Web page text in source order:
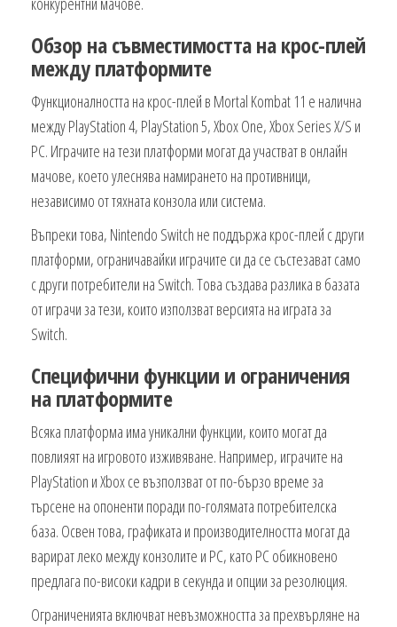
Обзор на съвместимостта на крос-плей
между платформите
Функционалността на крос-плей в Mortal Kombat 11 е налична
между PlayStation 4, PlayStation 5, Xbox One, Xbox Series X/S и
PC. Играчите на тези платформи могат да участват в онлайн
мачове, което улеснява намирането на противници,
независимо от тяхната конзола или система.
Въпреки това, Nintendo Switch не поддържа крос-плей с други
платформи, ограничавайки играчите си да се състезават само
с други потребители на Switch. Това създава разлика в базата
от играчи за тези, които използват версията на играта за
Switch.
Специфични функции и ограничения
на платформите
Всяка платформа има уникални функции, които могат да
повлияят на игровото изживяване. Например, играчите на
PlayStation и Xbox се възползват от по-бързо време за
търсене на опоненти поради по-голямата потребителска
база. Освен това, графиката и производителността могат да
варират леко между конзолите и PC, като PC обикновено
предлага по-високи кадри в секунда и опции за резолюция.
Ограниченията включват невъзможността за прехвърляне на